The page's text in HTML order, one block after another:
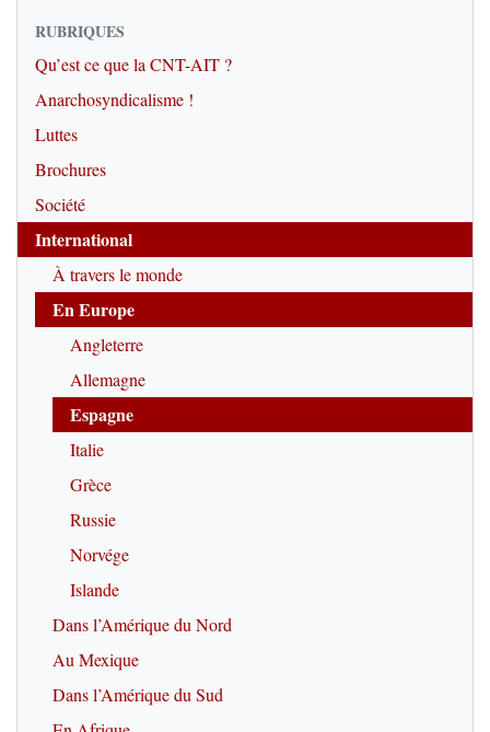
RUBRIQUES
Qu’est ce que la CNT-AIT ?
Anarchosyndicalisme !
Luttes
Brochures
Société
International
À travers le monde
En Europe
Angleterre
Allemagne
Espagne
Italie
Grèce
Russie
Norvége
Islande
Dans l’Amérique du Nord
Au Mexique
Dans l’Amérique du Sud